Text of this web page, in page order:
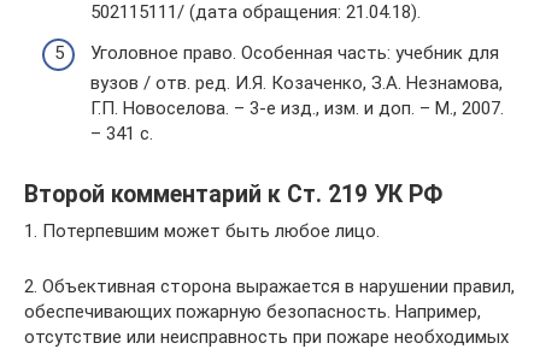
502115111/ (дата обращения: 21.04.18).
Уголовное право. Особенная часть: учебник для
вузов / отв. ред. И.Я. Козаченко, З.А. Незнамова,
Г.П. Новоселова. – 3-е изд., изм. и доп. – М., 2007.
– 341 с.
Второй комментарий к Ст. 219 УК РФ
1. Потерпевшим может быть любое лицо.
2. Объективная сторона выражается в нарушении правил,
обеспечивающих пожарную безопасность. Например,
отсутствие или неисправность при пожаре необходимых